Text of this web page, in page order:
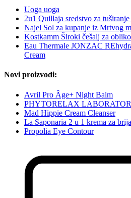
Uoga uoga
2u1 Quillaja sredstvo za tuširanje
Najel Sol za kupanje iz Mrtvog
Kostkamm Široki češalj za
Eau Thermale JONZAC
Cream
Novi proizvodi:
Avril Pro Âge+ Night Balm
PHYTORELAX
Mad Hippie Cream Cleanser
La Saponaria 2 u 1 krema za
Propolia Eye Contour